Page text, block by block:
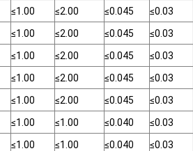
≤1.00 ≤2.00 ≤0.045 ≤0.03
≤1.00 ≤2.00 ≤0.045 ≤0.03
≤1.00 ≤2.00 ≤0.045 ≤0.03
≤1.00 ≤2.00 ≤0.045 ≤0.03
≤1.00 ≤2.00 ≤0.045 ≤0.03
≤1.00 ≤1.00 ≤0.040 ≤0.03
≤1.00 ≤1.00 ≤0.040 ≤0.03